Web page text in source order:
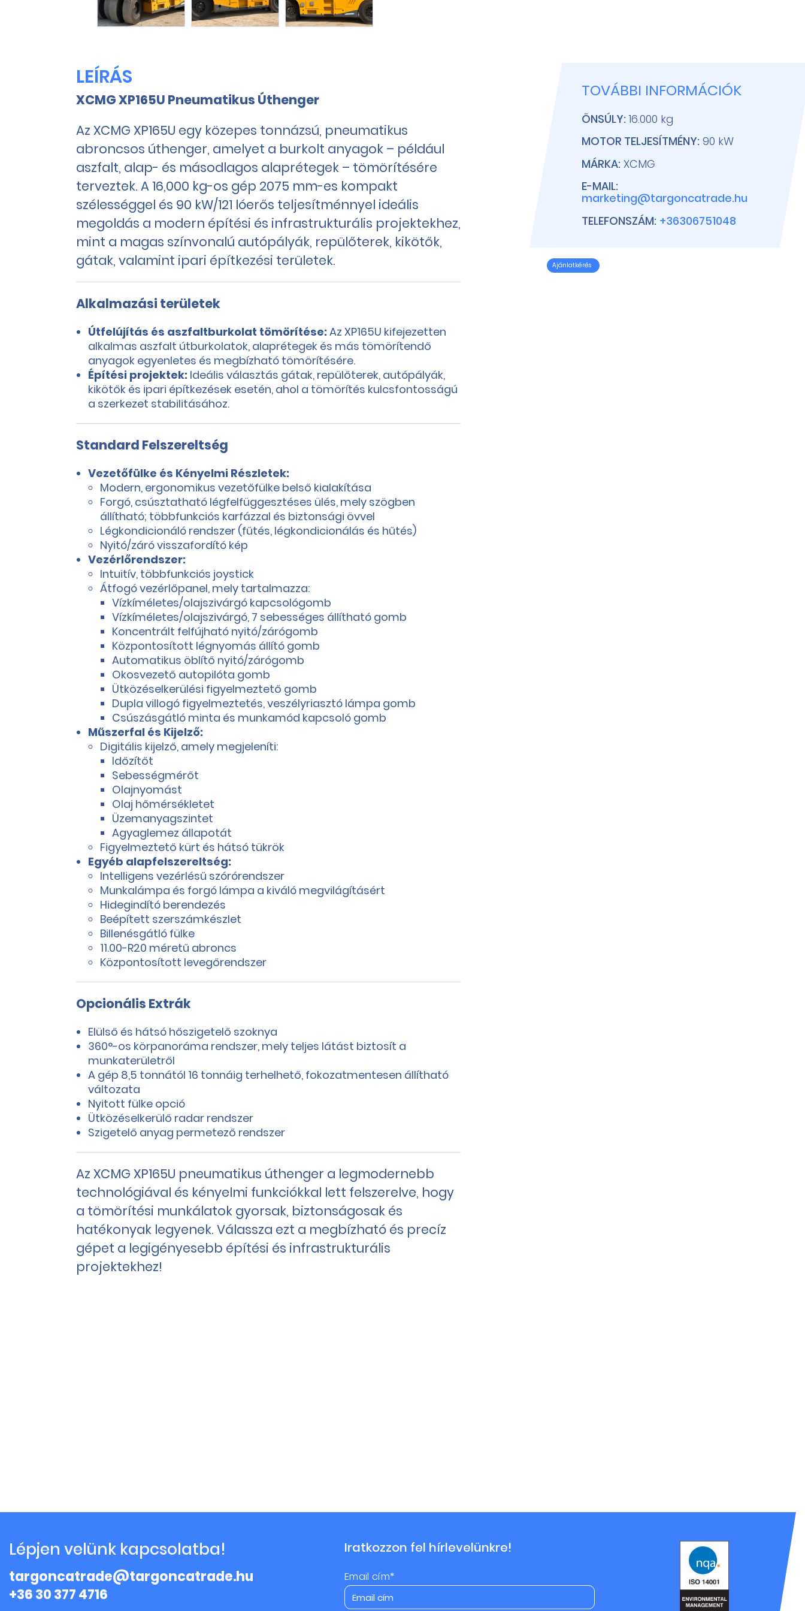
TOVÁBBI INFORMÁCIÓK
ÖNSÚLY: 16.000 kg
MOTOR TELJESÍTMÉNY: 90 kW
MÁRKA: XCMG
E-MAIL:
marketing@targoncatrade.hu
TELEFONSZÁM: +36306751048
Ajánlatkérés
LEÍRÁS
XCMG XP165U Pneumatikus Úthenger
Az XCMG XP165U egy közepes tonnázsú, pneumatikus
abroncsos úthenger, amelyet a burkolt anyagok – például
aszfalt, alap- és másodlagos alaprétegek – tömörítésére
terveztek. A 16,000 kg-os gép 2075 mm-es kompakt
szélességgel és 90 kW/121 lóerős teljesítménnyel ideális
megoldás a modern építési és infrastrukturális projektekhez,
mint a magas színvonalú autópályák, repülőterek, kikötők,
gátak, valamint ipari építkezési területek.
Alkalmazási területek
Útfelújítás és aszfaltburkolat tömörítése:Az XP165U kifejezetten
alkalmas aszfalt útburkolatok, alaprétegek és más tömörítendő
anyagok egyenletes és megbízható tömörítésére.
Építési projektek: Ideális választás gátak, repülőterek, autópályák,
kikötők és ipari építkezések esetén, ahol a tömörítés kulcsfontosságú
a szerkezet stabilitásához.
Standard Felszereltség
Vezetőfülke és Kényelmi Részletek:
Modern, ergonomikus vezetőfülke belső kialakítása
Forgó, csúsztatható légfelfüggesztéses ülés, mely szögben
állítható; többfunkciós karfázzal és biztonsági övvel
Légkondicionáló rendszer (fűtés, légkondicionálás és hűtés)
Nyitó/záró visszafordító kép
Vezérlőrendszer:
Intuitív, többfunkciós joystick
Átfogó vezérlőpanel, mely tartalmazza:
Vízkíméletes/olajszivárgó kapcsológomb
Vízkíméletes/olajszivárgó, 7 sebességes állítható gomb
Koncentrált felfújható nyitó/zárógomb
Központosított légnyomás állító gomb
Automatikus öblítő nyitó/zárógomb
Okosvezető autopilóta gomb
Ütközéselkerülési figyelmeztető gomb
Dupla villogó figyelmeztetés, veszélyriasztó lámpa gomb
Csúszásgátló minta és munkamód kapcsoló gomb
Műszerfal és Kijelző:
Digitális kijelző, amely megjeleníti:
Időzítőt
Sebességmérőt
Olajnyomást
Olaj hőmérsékletet
Üzemanyagszintet
Agyaglemez állapotát
Figyelmeztető kürt és hátsó tükrök
Egyéb alapfelszereltség:
Intelligens vezérlésű szórórendszer
Munkalámpa és forgó lámpa a kiváló megvilágításért
Hidegindító berendezés
Beépített szerszámkészlet
Billenésgátló fülke
11.00-R20 méretű abroncs
Központosított levegőrendszer
Opcionális Extrák
Elülső és hátsó hőszigetelő szoknya
360°-os körpanoráma rendszer, mely teljes látást biztosít a
munkaterületről
A gép 8,5 tonnától 16 tonnáig terhelhető, fokozatmentesen állítható
változata
Nyitott fülke opció
Ütközéselkerülő radar rendszer
Szigetelő anyag permetező rendszer
Az XCMG XP165U pneumatikus úthenger a legmodernebb
technológiával és kényelmi funkciókkal lett felszerelve, hogy
a tömörítési munkálatok gyorsak, biztonságosak és
hatékonyak legyenek. Válassza ezt a megbízható és precíz
gépet a legigényesebb építési és infrastrukturális
projektekhez!
Lépjen velünk kapcsolatba!
targoncatrade@targoncatrade.hu
+36 30 377 4716
Iratkozzon fel hírlevelünkre!
Email cím*